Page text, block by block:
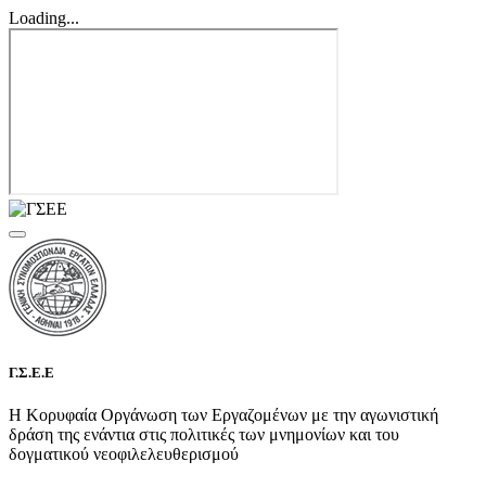
Loading...
Γ.Σ.Ε.Ε
Η Κορυφαία Οργάνωση των Εργαζομένων με την αγωνιστική
δράση της ενάντια στις πολιτικές των μνημονίων και του
δογματικού νεοφιλελευθερισμού